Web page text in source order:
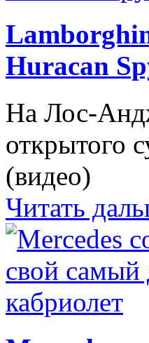
Huracan
На Лос-
открытого
(видео)
Читать